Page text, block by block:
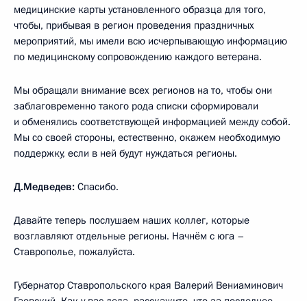
медицинские карты установленного образца для того,
чтобы, прибывая в регион проведения праздничных
мероприятий, мы имели всю исчерпывающую информацию
по медицинскому сопровождению каждого ветерана.
Мы обращали внимание всех регионов на то, чтобы они
заблаговременно такого рода списки сформировали
и обменялись соответствующей информацией между собой.
Мы со своей стороны, естественно, окажем необходимую
поддержку, если в ней будут нуждаться регионы.
Д.Медведев: Спасибо.
Давайте теперь послушаем наших коллег, которые
возглавляют отдельные регионы. Начнём с юга –
Ставрополье, пожалуйста.
Губернатор Ставропольского края Валерий Вениаминович